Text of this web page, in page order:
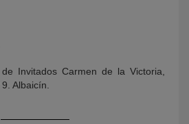
Invitados Carmen de la Victoria,
Albaicín.